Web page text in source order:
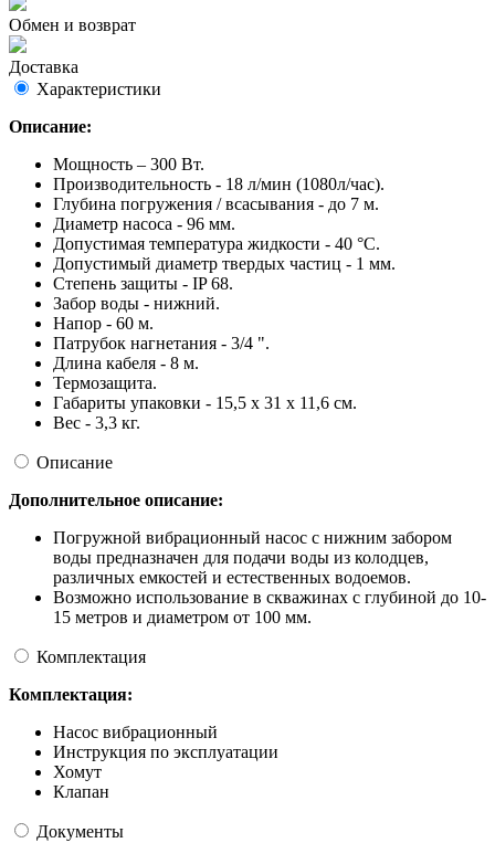
Обмен и возврат
Доставка
Характеристики
Описание:
Мощность – 300 Вт.
Производительность - 18 л/мин (1080л/час).
Глубина погружения / всасывания - до 7 м.
Диаметр насоса - 96 мм.
Допустимая температура жидкости - 40 °С.
Допустимый диаметр твердых частиц - 1 мм.
Степень защиты - IP 68.
Забор воды - нижний.
Напор - 60 м.
Патрубок нагнетания - 3/4 ".
Длина кабеля - 8 м.
Термозащита.
Габариты упаковки - 15,5 х 31 х 11,6 см.
Вес - 3,3 кг.
Описание
Дополнительное описание:
Погружной вибрационный насос с нижним забором
воды предназначен для подачи воды из колодцев,
различных емкостей и естественных водоемов.
Возможно использование в скважинах с глубиной до 10-
15 метров и диаметром от 100 мм.
Комплектация
Комплектация:
Насос вибрационный
Инструкция по эксплуатации
Хомут
Клапан
Документы